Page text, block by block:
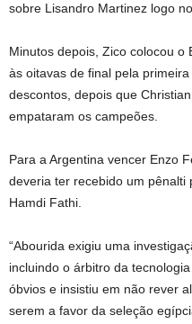
sobre Lisandro Martinez logo
Minutos depois, Zico colocou
às oitavas de final pela
descontos, depois que
empataram os campeões.
Para a Argentina vencer Enzo
deveria ter recebido um pênalti
Hamdi Fathi.
“Abourida exigiu uma
incluindo o árbitro da
óbvios e insistiu em não rever
serem a favor da seleção